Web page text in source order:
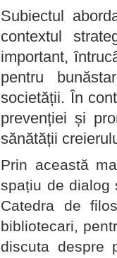
Subiectul
contextul
important,
pentru
societății. În
prevenției și
sănătății
Prin această
spațiu de dialog
Catedra de
bibliotecari,
discuta despre